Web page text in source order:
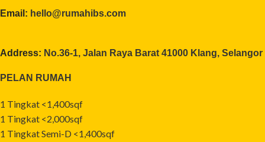
Email: hello@rumahibs.com
Address: No.36-1, Jalan Raya Barat 41000 Klang, Selangor
PELAN RUMAH
1 Tingkat <1,400sqf
1 Tingkat <2,000sqf
1 Tingkat Semi-D <1,400sqf